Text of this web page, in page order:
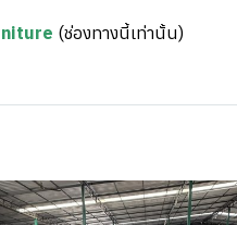
(ช่องทางนี้เท่านั้น)